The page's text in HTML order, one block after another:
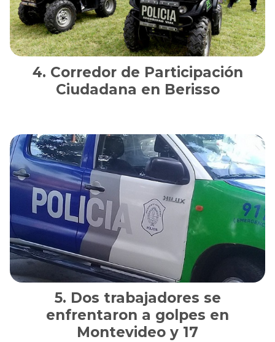
Corredor de Participación
Ciudadana en Berisso
Dos trabajadores se
enfrentaron a golpes en
Montevideo y 17